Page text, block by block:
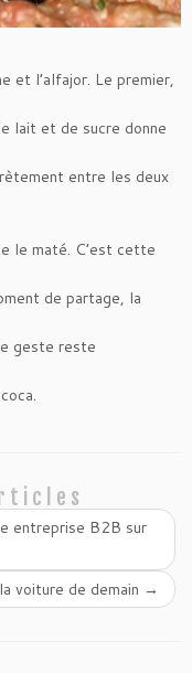
et l’alfajor. Le premier,
lait et de sucre donne
entre les deux
le maté. C’est cette
de partage, la
geste reste
entreprise B2B sur
voiture de demain →